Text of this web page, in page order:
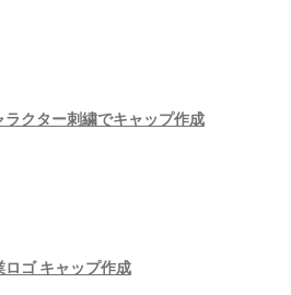
ラクター刺繍でキャップ作成
ロゴ キャップ作成